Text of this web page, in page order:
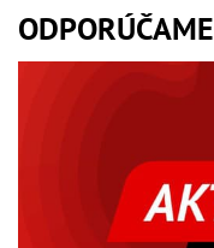
ODPORÚČAME